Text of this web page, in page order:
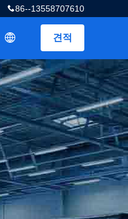
86--13558707610
견적
描述